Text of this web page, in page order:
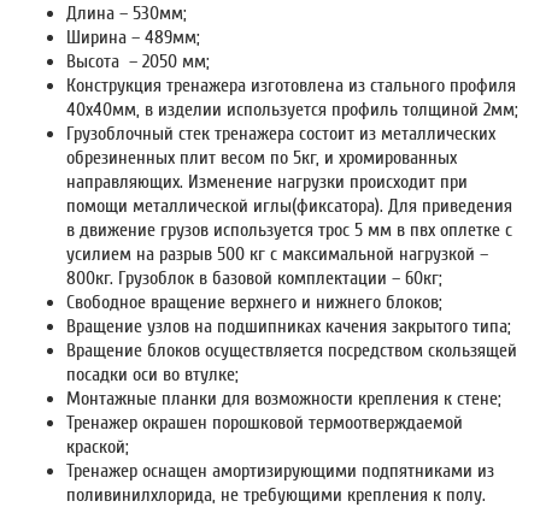
Длина – 530мм;
Ширина – 489мм;
Высота – 2050 мм;
Конструкция тренажера изготовлена из стального профиля
40х40мм, в изделии используется профиль толщиной 2мм;
Грузоблочный стек тренажера состоит из металлических
обрезиненных плит весом по 5кг, и хромированных
направляющих. Изменение нагрузки происходит при
помощи металлической иглы(фиксатора). Для приведения
в движение грузов используется трос 5 мм в пвх оплетке с
усилием на разрыв 500 кг с максимальной нагрузкой –
800кг. Грузоблок в базовой комплектации – 60кг;
Свободное вращение верхнего и нижнего блоков;
Вращение узлов на подшипниках качения закрытого типа;
Вращение блоков осуществляется посредством скользящей
посадки оси во втулке;
Монтажные планки для возможности крепления к стене;
Тренажер окрашен порошковой термоотверждаемой
краской;
Тренажер оснащен амортизирующими подпятниками из
поливинилхлорида, не требующими крепления к полу.